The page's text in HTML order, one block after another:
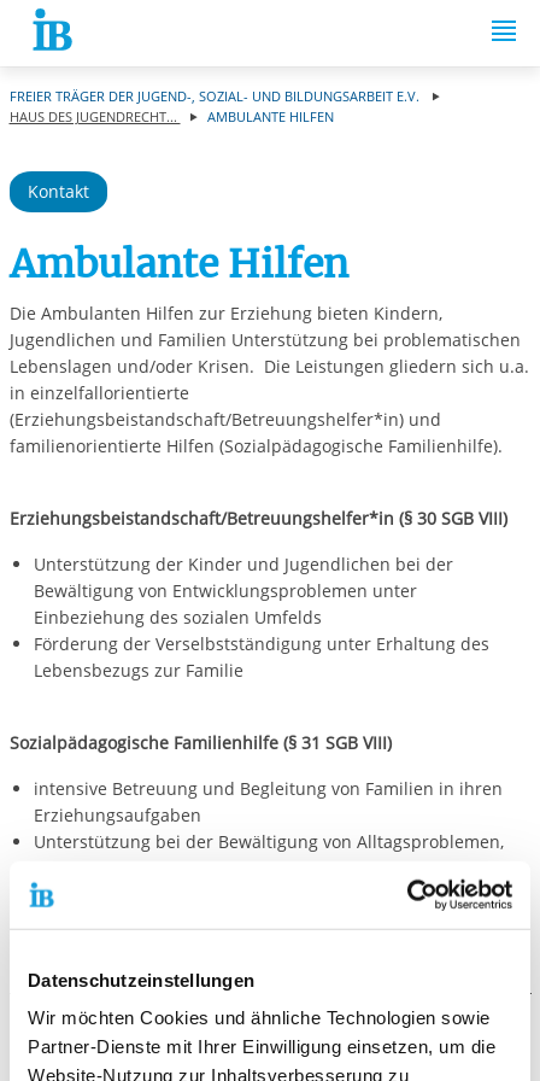
Datenschutzeinstellungen
Wir möchten Cookies und ähnliche Technologien sowie
Partner-Dienste mit Ihrer Einwilligung einsetzen, um die
Website-Nutzung zur Inhaltsverbesserung zu
Springe zum Inhalt
FREIER TRÄGER DER JUGEND-, SOZIAL- UND BILDUNGSARBEIT E.V.
HAUS DES JUGENDRECHT...
AMBULANTE HILFEN
Kontakt
Ambulante Hilfen
Die Ambulanten Hilfen zur Erziehung bieten Kindern,
Jugendlichen und Familien Unterstützung bei problematischen
Lebenslagen und/oder Krisen. Die Leistungen gliedern sich u.a.
in einzelfallorientierte
(Erziehungsbeistandschaft/Betreuungshelfer*in) und
familienorientierte Hilfen (Sozialpädagogische Familienhilfe).
Erziehungsbeistandschaft/Betreuungshelfer*in (§ 30 SGB VIII)
Unterstützung der Kinder und Jugendlichen bei der
Bewältigung von Entwicklungsproblemen unter
Einbeziehung des sozialen Umfelds
Förderung der Verselbstständigung unter Erhaltung des
Lebensbezugs zur Familie
Sozialpädagogische Familienhilfe (§ 31 SGB VIII)
intensive Betreuung und Begleitung von Familien in ihren
Erziehungsaufgaben
Unterstützung bei der Bewältigung von Alltagsproblemen,
Ämtern und Institutionen
Die Voraussetzungen